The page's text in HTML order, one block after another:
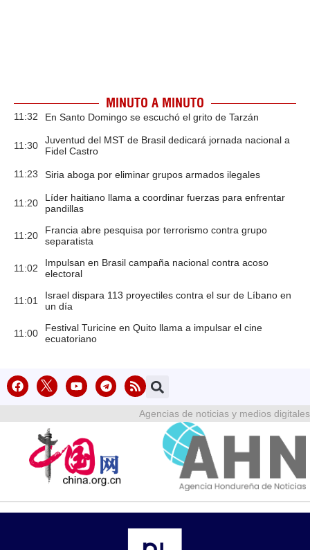
MINUTO A MINUTO
11:32 En Santo Domingo se escuchó el grito de Tarzán
11:30
Juventud del MST de Brasil dedicará jornada nacional a
Fidel Castro
11:23 Siria aboga por eliminar grupos armados ilegales
11:20
Líder haitiano llama a coordinar fuerzas para enfrentar
pandillas
11:20
Francia abre pesquisa por terrorismo contra grupo
separatista
11:02
Impulsan en Brasil campaña nacional contra acoso
electoral
11:01
Israel dispara 113 proyectiles contra el sur de Líbano en
un día
11:00
Festival Turicine en Quito llama a impulsar el cine
ecuatoriano
Agencias de noticias y medios digitales